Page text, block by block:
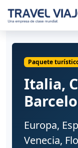
Paquete
Italia,
Europa,
Venecia,